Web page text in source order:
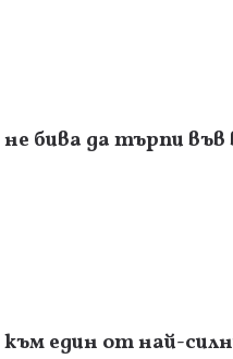
бива да търпи във
един от най-